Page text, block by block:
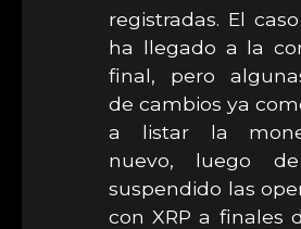
registradas. El
ha llegado a la
final, pero
de cambios ya
a listar la
nuevo, luego
suspendido las
con XRP a finales